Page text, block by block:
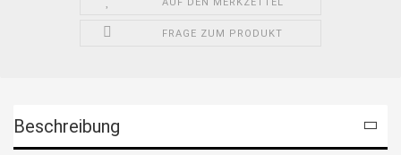
AUF DEN MERKZETTEL
FRAGE ZUM PRODUKT
Beschreibung